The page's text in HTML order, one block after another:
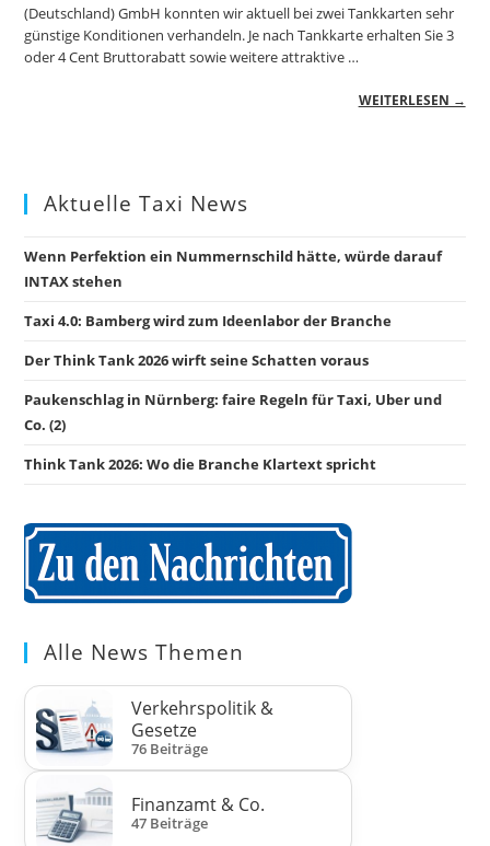
(Deutschland) GmbH konnten wir aktuell bei zwei Tankkarten sehr
günstige Konditionen verhandeln. Je nach Tankkarte erhalten Sie 3
oder 4 Cent Bruttorabatt sowie weitere attraktive …
WEITERLESEN →
Aktuelle Taxi News
Wenn Perfektion ein Nummernschild hätte, würde darauf
INTAX stehen
Taxi 4.0: Bamberg wird zum Ideenlabor der Branche
Der Think Tank 2026 wirft seine Schatten voraus
Paukenschlag in Nürnberg: faire Regeln für Taxi, Uber und
Co. (2)
Think Tank 2026: Wo die Branche Klartext spricht
Alle News Themen
Verkehrspolitik &
Gesetze
76 Beiträge
Finanzamt & Co.
47 Beiträge